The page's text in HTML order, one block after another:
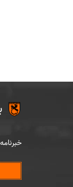
خبرنامه